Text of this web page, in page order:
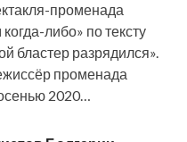
променада
либо» по тексту
бластер разрядился».
променада
2020…